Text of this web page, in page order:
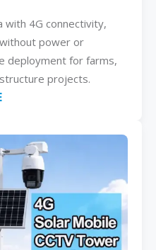
with 4G connectivity,
power or
deployment for farms,
projects.